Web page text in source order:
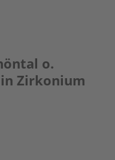
o.
Zirkonium